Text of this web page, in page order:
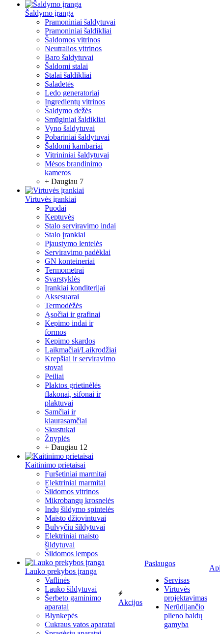
Šaldymo įranga
Pramoniniai šaldytuvai
Pramoniniai šaldikliai
Šaldomos vitrinos
Neutralios vitrinos
Baro šaldytuvai
Šaldomi stalai
Stalai šaldikliai
Saladetės
Ledo generatoriai
Ingredientų vitrinos
Šaldymo dežės
Smūginiai šaldikliai
Vyno šaldytuvai
Pobariniai šaldytuvai
Šaldomi kambariai
Vitrininiai šaldytuvai
Mėsos brandinimo
kameros
+ Daugiau 7
Virtuvės įrankiai
Puodai
Keptuvės
Stalo serviravimo indai
Stalo įrankiai
Pjaustymo lentelės
Serviravimo padėklai
GN konteineriai
Termometrai
Svarstyklės
Įrankiai konditerijai
Aksesuarai
Termodėžės
Ąsočiai ir grafinai
Kepimo indai ir
formos
Kepimo skardos
Laikmačiai/Laikrodžiai
Krepšiai ir serviravimo
stovai
Peiliai
Plaktos grietinėlės
flakonai, sifonai ir
plaktuvai
Samčiai ir
kiaurasamčiai
Skustukai
Žnyplės
+ Daugiau 12
Kaitinimo prietaisai
Furšetiniai marmitai
Elektriniai marmitai
Šildomos vitrinos
Mikrobangų krosnelės
Indų šildymo spintelės
Maisto džiovintuvai
Bulvyčiu šildytuvai
Elektriniai maisto
šildytuvai
Šildomos lempos
Lauko prekybos įranga
Vaflinės
Lauko šildytuvai
Šerbeto gaminimo
aparatai
Blynkepės
Cukraus vatos aparatai
Akcijos
Paslaugos
Servisas
Virtuvės
projektavimas
Nerūdijančio
plieno baldų
gamyba